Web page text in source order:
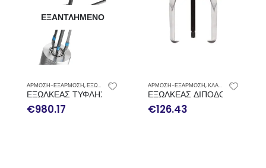
ΕΞΑΝΤΛΗΜΈΝΟ
ΑΡΜΟΣΗ-ΕΞΑΡΜΟΣΗ,ΕΞΩΛΚΕΙΣ ΤΥΦΛΗΣ ΦΩΛΙΑΣ
ΕΞΩΛΚΕΑΣ ΤΥΦΛΗΣ ΕΞΩΛΚΕΥΣΗΣ ΕΝΣΦΑΙΡΩΝ ΡΟΥΛΕΜΑΝ
€980.17
ΑΡΜΟΣΗ-ΕΞΑΡΜΟΣΗ,ΚΛΑΣΙΚΟΙ ΕΞΩΛΚΕΙΣ ΡΟΥΛΕΜΑΝ
ΕΞΩΛΚΕΑΣ ΔΙΠΟΔΟΣ
€126.43